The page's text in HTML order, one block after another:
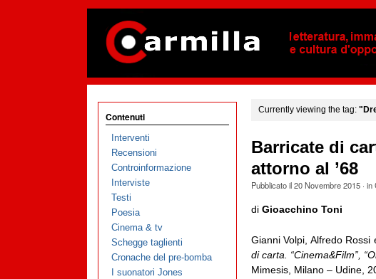
Currently viewing the tag:
Barricate di
attorno al ’68
Pubblicato il20 Novembre 2015· in
di Gioacchino Toni
Gianni Volpi, Alfredo
di carta. “Cinema&Film”,
Mimesis, Milano – Udine,
Contenuti
Interventi
Recensioni
Controinformazione
Interviste
Testi
Poesia
Cinema & tv
Schegge taglienti
Cronache del pre-bomba
I suonatori Jones